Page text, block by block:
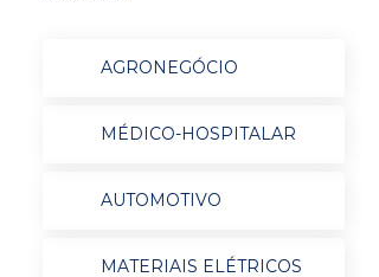
AGRONEGÓCIO
MÉDICO-HOSPITALAR
AUTOMOTIVO
MATERIAIS ELÉTRICOS